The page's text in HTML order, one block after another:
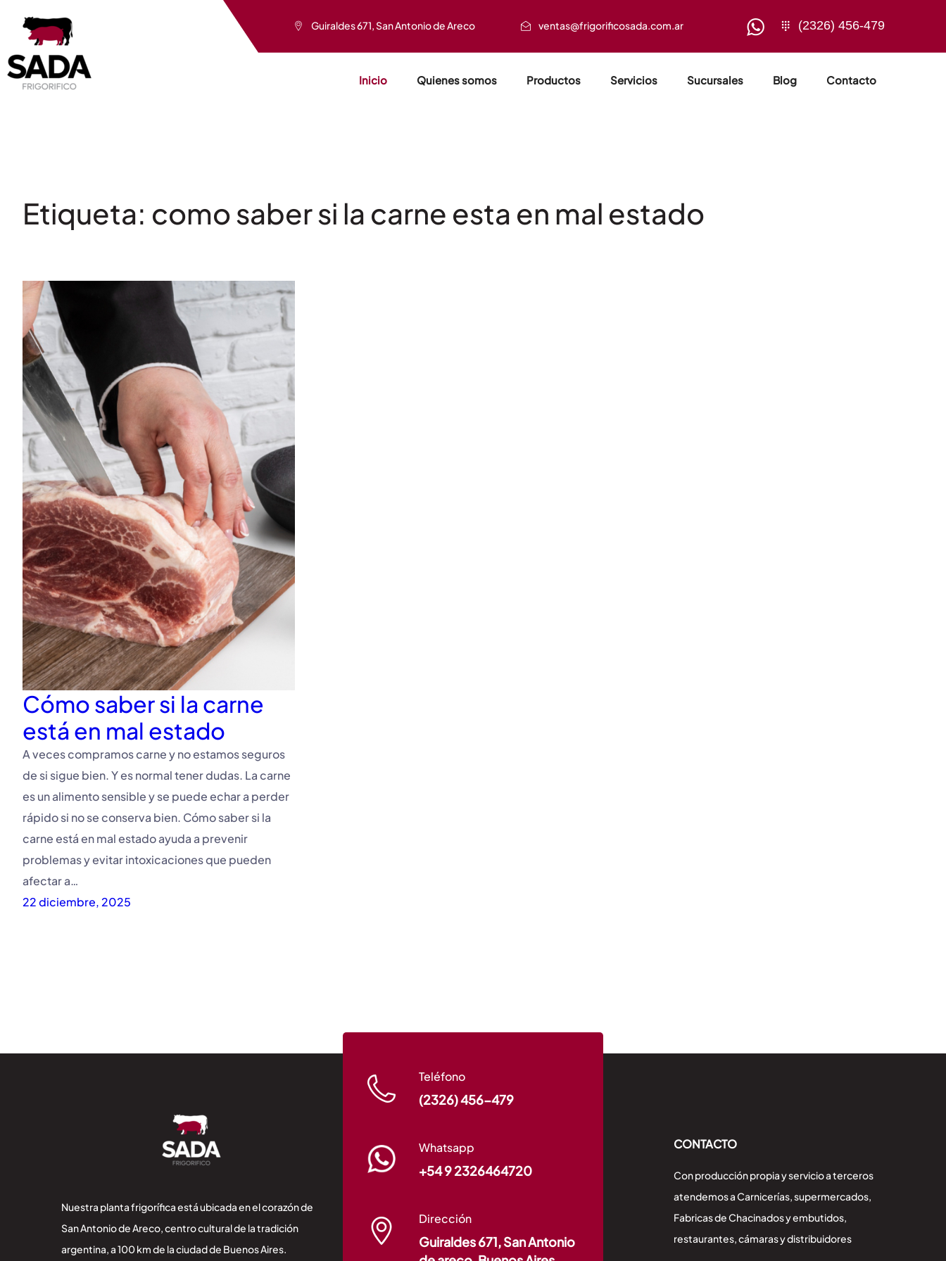
contenido
Guiraldes 671, San Antonio de Areco ventas@frigorificosada.com.ar (2326) 456-479
Inicio Quienes somos Productos Servicios Sucursales Blog Contacto
Etiqueta: como saber si la carne esta en mal estado
Cómo saber si la carne
está en mal estado
A veces compramos carne y no estamos seguros
de si sigue bien. Y es normal tener dudas. La carne
es un alimento sensible y se puede echar a perder
rápido si no se conserva bien. Cómo saber si la
carne está en mal estado ayuda a prevenir
problemas y evitar intoxicaciones que pueden
afectar a…
22 diciembre, 2025
Nuestra planta frigorífica está ubicada en el corazón de
San Antonio de Areco, centro cultural de la tradición
argentina, a 100 km de la ciudad de Buenos Aires.
Teléfono
(2326) 456-479
Whatsapp
+54 9 2326464720
Dirección
Guiraldes 671, San Antonio
CONTACTO
Con producción propia y servicio a terceros
atendemos a Carnicerías, supermercados,
Fabricas de Chacinados y embutidos,
restaurantes, cámaras y distribuidores